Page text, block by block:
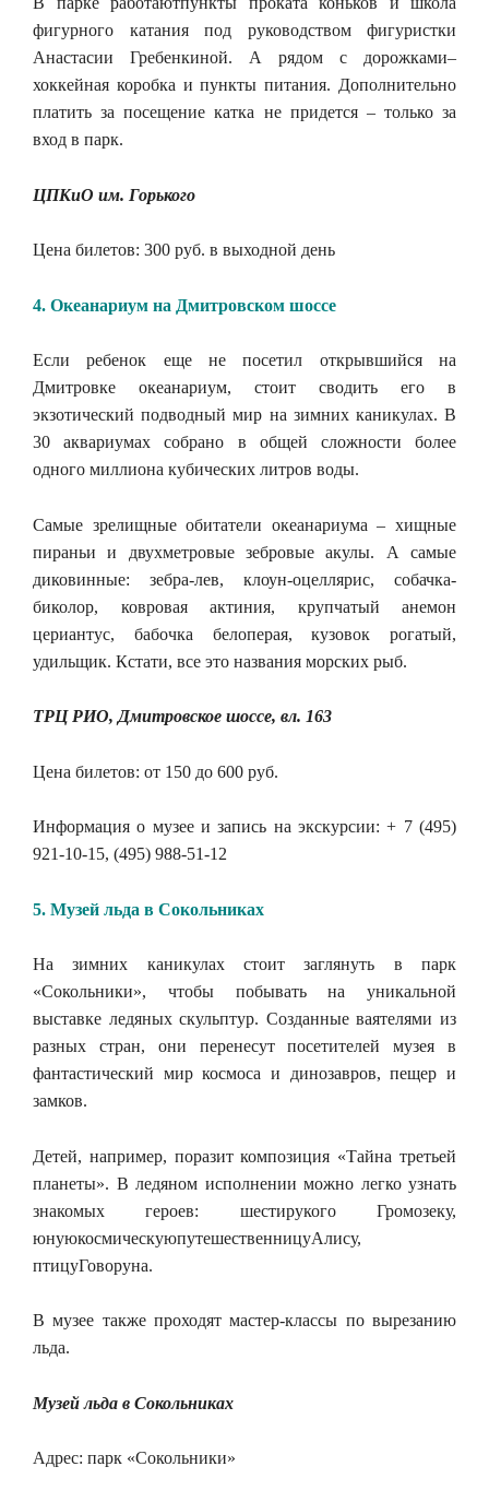
фигурного катания под руководством фигуристки
Анастасии Гребенкиной. А рядом с дорожками–
хоккейная коробка и пункты питания. Дополнительно
платить за посещение катка не придется – только за
вход в парк.
ЦПКиО им. Горького
Цена билетов: 300 руб. в выходной день
4. Океанариум на Дмитровском шоссе
Если ребенок еще не посетил открывшийся на
Дмитровке океанариум, стоит сводить его в
экзотический подводный мир на зимних каникулах. В
30 аквариумах собрано в общей сложности более
одного миллиона кубических литров воды.
Самые зрелищные обитатели океанариума – хищные
пираньи и двухметровые зебровые акулы. А самые
диковинные: зебра-лев, клоун-оцеллярис, собачка-
биколор, ковровая актиния, крупчатый анемон
цериантус, бабочка белоперая, кузовок рогатый,
удильщик. Кстати, все это названия морских рыб.
ТРЦ РИО, Дмитровское шоссе, вл. 163
Цена билетов: от 150 до 600 руб.
Информация о музее и запись на экскурсии: + 7 (495)
921-10-15, (495) 988-51-12
5. Музей льда в Сокольниках
На зимних каникулах стоит заглянуть в парк
«Сокольники», чтобы побывать на уникальной
выставке ледяных скульптур. Созданные ваятелями из
разных стран, они перенесут посетителей музея в
фантастический мир космоса и динозавров, пещер и
замков.
Детей, например, поразит композиция «Тайна третьей
планеты». В ледяном исполнении можно легко узнать
знакомых героев: шестирукого Громозеку,
юнуюкосмическуюпутешественницуАлису,
птицуГоворуна.
В музее также проходят мастер-классы по вырезанию
льда.
Музей льда в Сокольниках
Адрес: парк «Сокольники»